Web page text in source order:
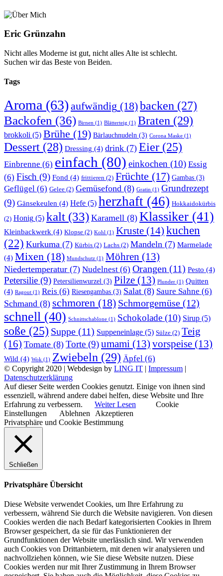
Eric Grünzahn
Nicht alles Moderne ist gut, nicht alles Alte ist schlecht.
Suchen wir das Beste von Beiden.
Tags
Aroma (63) aufwändig (18)backen (27)
Backofen (36) Birnen (1) Blätterteig (1) Braten (29)
brokkoli (5) Brühe (19) Bärlauchnudeln (3) Corona Maske (1)
Dessert (28) Dressing (4) drink (7) Eier (25)
Einbrenne (6) einfach (80) einkochen (10) Essig
(6) Fisch (9) Fond (4) frittieren (2) Früchte (17) Gambas (3)
Geflügel (6) Gelee (2) Gemüsefond (8) Gratin (1) Grundrezept
(9) Gänsekeulen (4) Hefe (5) herzhaft (46) Hokkaidokürbis
(2) Honig (5) kalt (33) Karamell (8) Klassiker (41)
Kleinbackwerk (4) Klopse (2) Kohl (1) Kruste (14) kuchen
(22) Kurkuma (7) Kürbis (2) Lachs (2) Mandeln (7) Marmelade
(4) Mixen (18) Mundschutz (1) Möhren (13)
Niedertemperatur (7) Nudelnest (6) Orangen (11) Pesto (4)
Petersilie (9) Petersilienwurzel (3) Pilze (13) Plunder (1) Quitten
(4) Ragout (1) Reis (6) Riesengambas (3) Salat (8) Saure Sahne (6)
Schmand (8) schmoren (18) Schmorgemüse (12)
schnell (40) Schnittschablone (1) Schokolade (10) Sirup (5)
soße (25) Suppe (11) Suppeneinlage (5) Sülze (2) Teig
(16) Tomate (8) Torte (9)umami (13) vorspeise (13)
Wild (4) Wok (1) Zwiebeln (29) Äpfel (6)
© Copyright 2020 | Webdesign by LING IT | Impressum |
Datenschutzerklärung
Auf dieser Seite werden Cookies genutzt. Einige von ihnen sind
essenziell, während andere dabei helfen, diese Website und Ihre
Erfahrung zu verbessern.
Weiter Lesen
Cookie
Einstellungen
Ablehnen
Akzeptieren
Privatsphäre und Cookie Bestimmung
Schließen
Privatsphäre Übersicht
Diese Website verwendet Cookies, um Ihre Erfahrung zu
verbessern, während Sie durch die Website navigieren. Von diesen
Cookies werden die nach Bedarf kategorisierten Cookies in Ihrem
Browser gespeichert, da sie für das Funktionieren der
Grundfunktionen der Website unerlässlich sind. Wir verwenden
auch Cookies von Drittanbietern, mit denen wir analysieren und
nachvollziehen können, wie Sie diese Website nutzen. Diese
Cookies werden nur mit Ihrer Zustimmung in Ihrem Browser